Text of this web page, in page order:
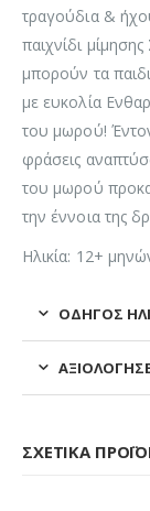
τραγούδια &
παιχνίδι
μπορούν τα
με ευκολία
του μωρού!
φράσεις
του μωρού
την έννοια της
Ηλικία: 12+
ΟΔΗΓΌΣ
ΣΧΕΤΙΚΆ